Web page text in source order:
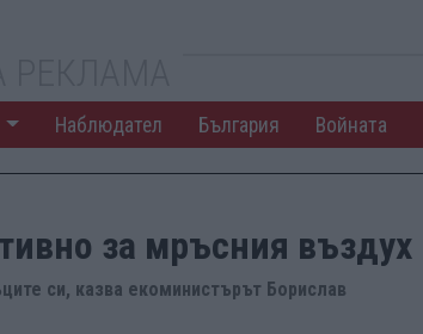
Наблюдател България Войната
за мръсния въздух
си, казва екоминистърът Борислав